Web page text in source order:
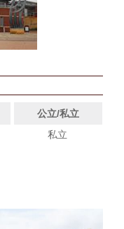
公立/私立
私立